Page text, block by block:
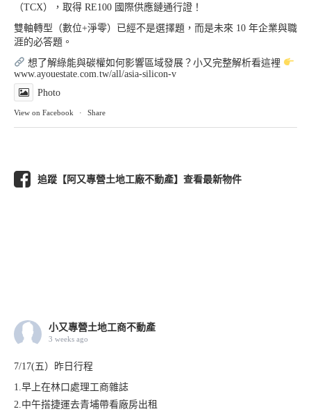
（TCX），取得 RE100 國際供應鏈通行證！
雙軸轉型（數位+淨零）已經不是選擇題，而是未來 10 年企業與職
涯的必答題。
想了解綠能與碳權如何影響區域發展？小又完整解析看這裡
www.ayouestate.com.tw/all/asia-silicon-v
Photo
View on Facebook · Share
追蹤【阿又專營土地工廠不動產】查看最新物件
小又專營土地工商不動產
3 weeks ago
7/17(五）昨日行程
1.早上在林口處理工商雜誌
2.中午搭捷運去青埔帶看廠房出租